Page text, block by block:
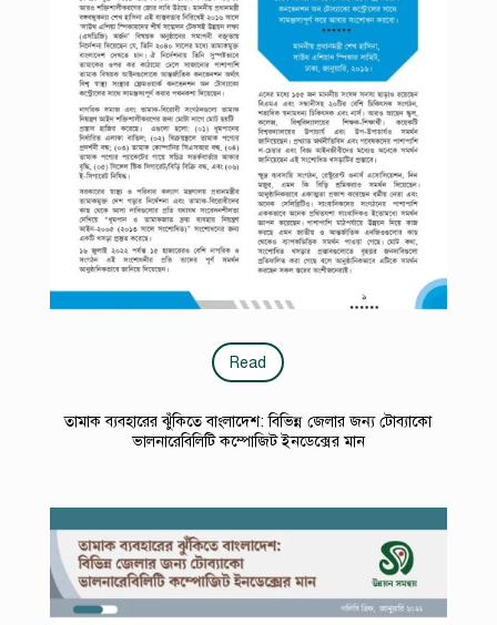
Read
তামাক ব্যবহারের ঝুঁকিতে বাংলাদেশ: বিভিন্ন জেলার জন্য টোব্যাকো
ভালনারেবিলিটি কম্পোজিট ইনডেক্সের মান